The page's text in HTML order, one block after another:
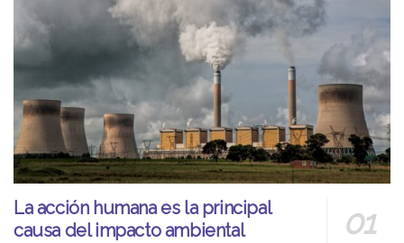
La acción humana es la principal
causa del impacto ambiental